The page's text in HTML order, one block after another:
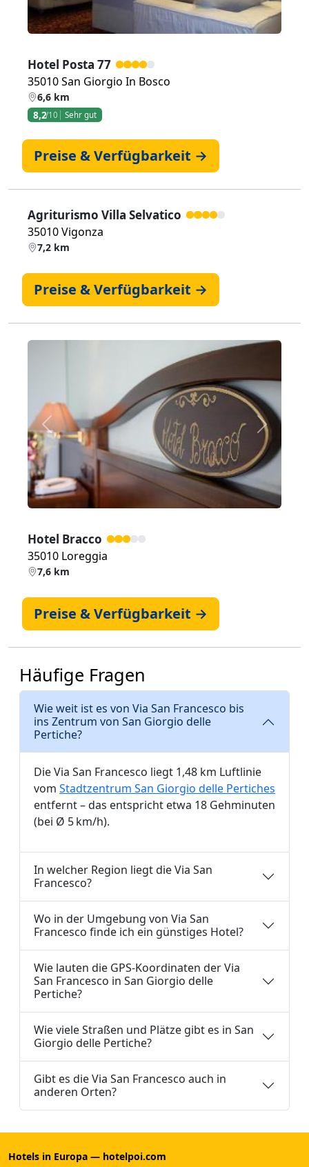
Hotel Posta 77
35010 San Giorgio In Bosco
6,6 km
8,2/10 Sehr gut
Preise & Verfügbarkeit →
Agriturismo Villa Selvatico
35010 Vigonza
7,2 km
Preise & Verfügbarkeit →
Zurück Weiter
Hotel Bracco
35010 Loreggia
7,6 km
Preise & Verfügbarkeit →
Häufige Fragen
Wie weit ist es von Via San Francesco bis
ins Zentrum von San Giorgio delle
Pertiche?
Die Via San Francesco liegt 1,48 km Luftlinie
vom Stadtzentrum San Giorgio delle Pertiches
entfernt – das entspricht etwa 18 Gehminuten
(bei Ø 5 km/h).
In welcher Region liegt die Via San
Francesco?
Wo in der Umgebung von Via San
Francesco finde ich ein günstiges Hotel?
Wie lauten die GPS-Koordinaten der Via
San Francesco in San Giorgio delle
Pertiche?
Wie viele Straßen und Plätze gibt es in San
Giorgio delle Pertiche?
Gibt es die Via San Francesco auch in
anderen Orten?
Hotels in Europa — hotelpoi.com